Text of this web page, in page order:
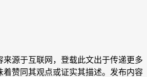
来源于互联网，登载此文出于传递更多
着赞同其观点或证实其描述。发布内容